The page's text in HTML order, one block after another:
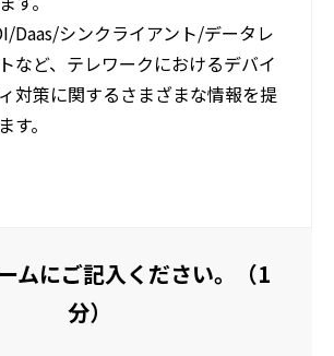
Daas/シンクライアント/データレ
など、テレワークにおけるデバイ
対策に関するさまざまな情報を提
す。​
ムにご記入ください。（1
分）